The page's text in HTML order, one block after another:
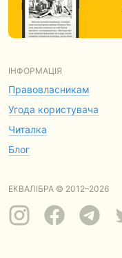
ІНФОРМАЦІЯ
Правовласникам
Угода користувача
Читалка
Блог
ЕКВАЛІБРА © 2012–2026